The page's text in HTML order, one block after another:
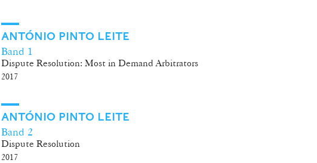
ANTÓNIO PINTO LEITE
Band 1
Dispute Resolution: Most in Demand Arbitrators
2017
ANTÓNIO PINTO LEITE
Band 2
Dispute Resolution
2017